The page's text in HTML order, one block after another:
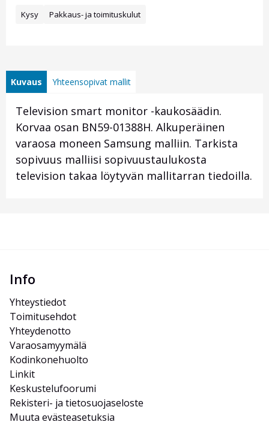
Kysy Pakkaus- ja toimituskulut
Kuvaus Yhteensopivat mallit
Television smart monitor -kaukosäädin.
Korvaa osan BN59-01388H. Alkuperäinen
varaosa moneen Samsung malliin. Tarkista
sopivuus malliisi sopivuustaulukosta
television takaa löytyvän mallitarran tiedoilla.
Info
Yhteystiedot
Toimitusehdot
Yhteydenotto
Varaosamyymälä
Kodinkonehuolto
Linkit
Keskustelufoorumi
Rekisteri- ja tietosuojaseloste
Muuta evästeasetuksia